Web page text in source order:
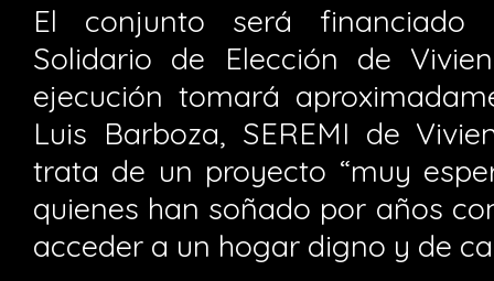
El conjunto será financiado
Solidario de Elección de
ejecución tomará
Luis Barboza, SEREMI de
trata de un proyecto “muy
quienes han soñado por años
acceder a un hogar digno y de